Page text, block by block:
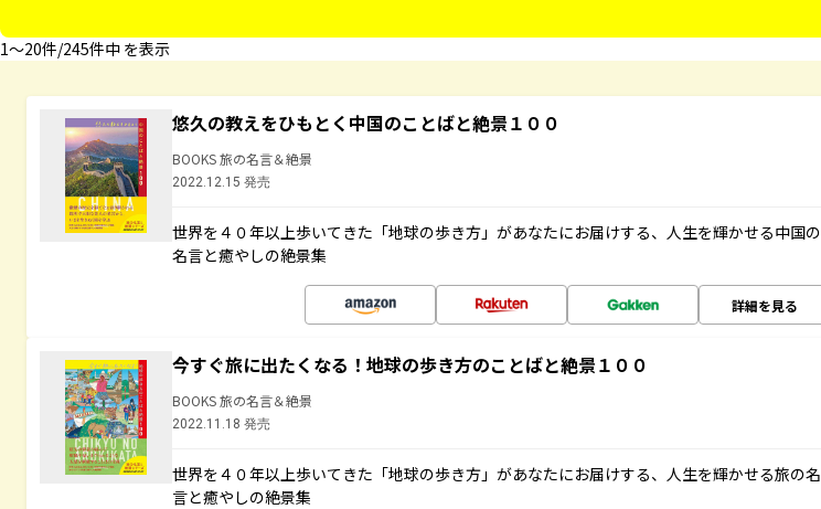
1〜20件/245件中 を表示
悠久の教えをひもとく中国のことばと絶景１００
BOOKS 旅の名言＆絶景
2022.12.15 発売
世界を４０年以上歩いてきた「地球の歩き方」があなたにお届けする、人生を輝かせる中国の
名言と癒やしの絶景集
詳細を見る
今すぐ旅に出たくなる！地球の歩き方のことばと絶景１００
BOOKS 旅の名言＆絶景
2022.11.18 発売
世界を４０年以上歩いてきた「地球の歩き方」があなたにお届けする、人生を輝かせる旅の名
言と癒やしの絶景集